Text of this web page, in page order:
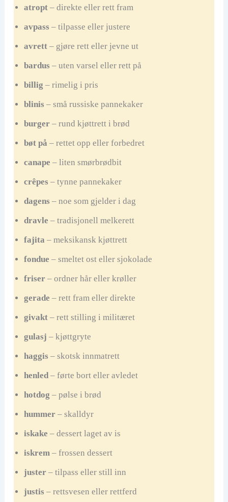
atropt– direkte eller rett fram
avpass – tilpasse eller justere
avrett– gjøre rett eller jevne ut
bardus – uten varsel eller rett på
billig – rimelig i pris
blinis – små russiske pannekaker
burger– rund kjøttrett i brød
bøt på – rettet opp eller forbedret
canape – liten smørbrødbit
crêpes – tynne pannekaker
dagens – noe som gjelder i dag
dravle – tradisjonell melkerett
fajita – meksikansk kjøttrett
fondue – smeltet ost eller sjokolade
friser– ordner hår eller krøller
gerade – rett fram eller direkte
givakt– rett stilling i militæret
gulasj – kjøttgryte
haggis – skotsk innmatrett
henled– førte bort eller avledet
hotdog – pølse i brød
hummer– skalldyr
iskake – dessert laget av is
iskrem– frossen dessert
juster– tilpass eller still inn
justis – rettsvesen eller rettferd